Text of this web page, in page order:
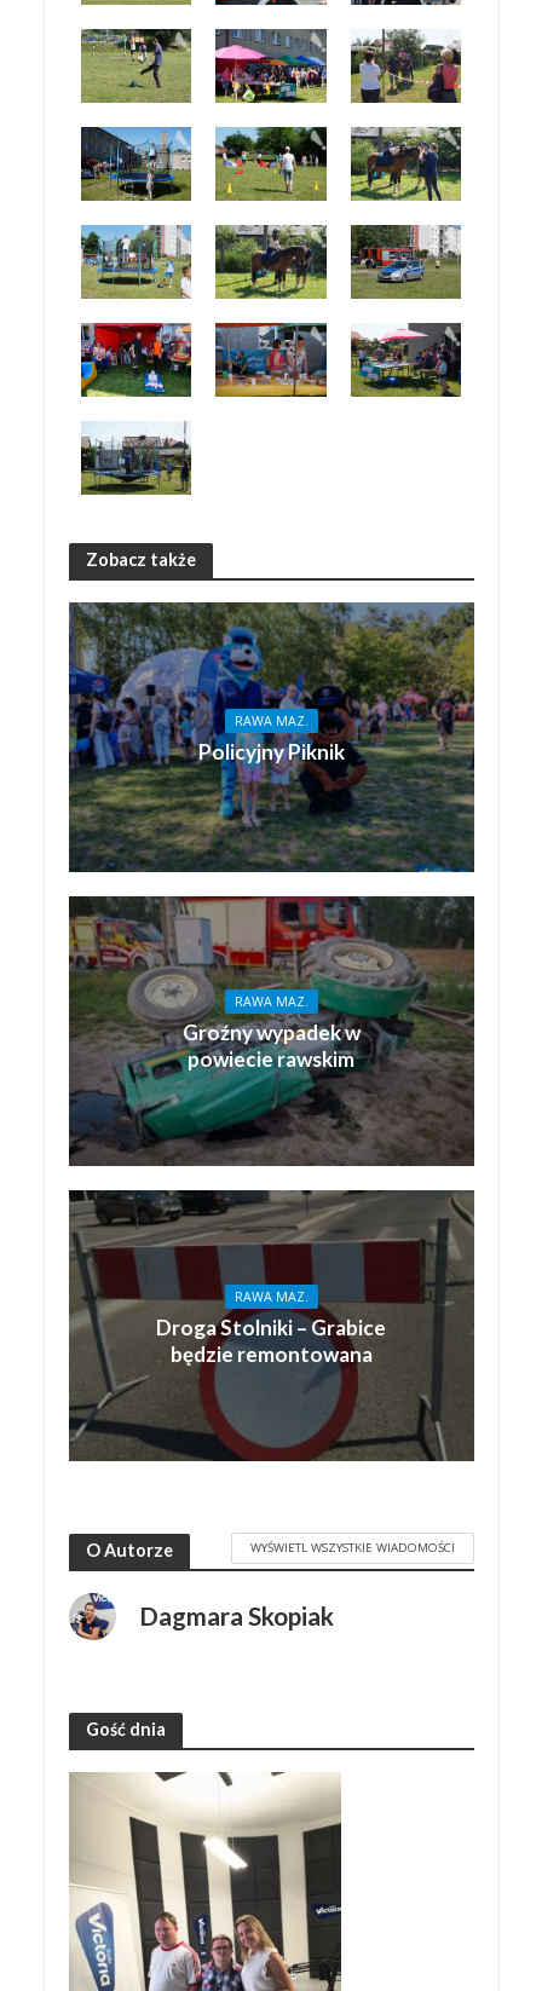
Zobacz także
RAWA MAZ.
Policyjny Piknik
RAWA MAZ.
Groźny wypadek w
powiecie rawskim
RAWA MAZ.
Droga Stolniki – Grabice
będzie remontowana
O Autorze WYŚWIETL WSZYSTKIE WIADOMOŚCI
Dagmara Skopiak
Gość dnia